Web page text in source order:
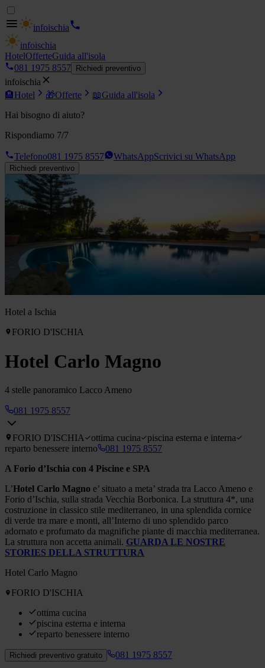
infoischia
infoischia
HotelOfferteGuida all'isola
081 1975 8557
Richiedi preventivo
infoischia
🏨Hotel 🎁Offerte 📖Guida all'isola
Hai bisogno di aiuto?
Rispondiamo 7/7
Telefono081 1975 8557 WhatsAppScrivici su WhatsApp
Richiedi preventivo
Hotel a Ischia
FORIO D'ISCHIA
Hotel Carlo Magno
4 stelle panoramico Lacco Ameno
081 1975 8557
FORIO D'ISCHIA ottima cucina
piscina esterna e interna
reparto benessere interno
081 1975 8557
A Forio d’Ischia con 4 Piscine e SPA
L’Hotel Carlo Magno e’ situato a meta’ strada tra Lacco Ameno e
Forio d’Ischia, sulla strada Vecchia Borbonica. La struttura 4*, una
costruzione in classico stile mediterraneo, in una splendida cornice
di verde tra mare e monti, all’Interno di uno splendido parco
adornato e profumato da magnifiche piante di macchia mediterranea.
La struttura non accetta animali. GUARDA LE NOSTRE
STORIES DELLA STRUTTURA
Hotel Carlo Magno
FORIO D'ISCHIA
ottima cucina
piscina esterna e interna
reparto benessere interno
Richiedi preventivo gratuito 081 1975 8557